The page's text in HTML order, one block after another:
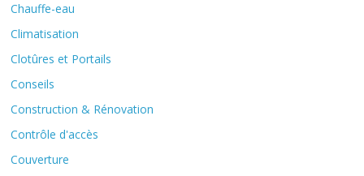
Chauffe-eau
Climatisation
Clotûres et Portails
Conseils
Construction & Rénovation
Contrôle d'accès
Couverture